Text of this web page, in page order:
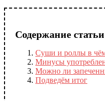
Содержание
Суши и роллы в
Минусы
Можно ли
Подведём итог